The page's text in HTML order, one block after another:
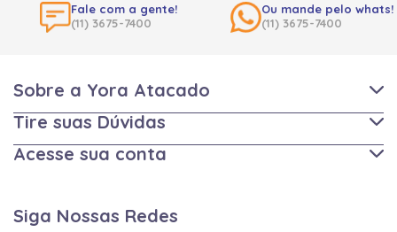
Fale com a gente!
(11) 3675-7400
Ou mande pelo whats!
(11) 3675-7400
Sobre a Yora Atacado
Tire suas Dúvidas
Acesse sua conta
Siga Nossas Redes